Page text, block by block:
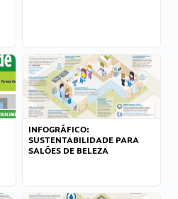
INFOGRÁFICO:
SUSTENTABILIDADE PARA
SALÕES DE BELEZA